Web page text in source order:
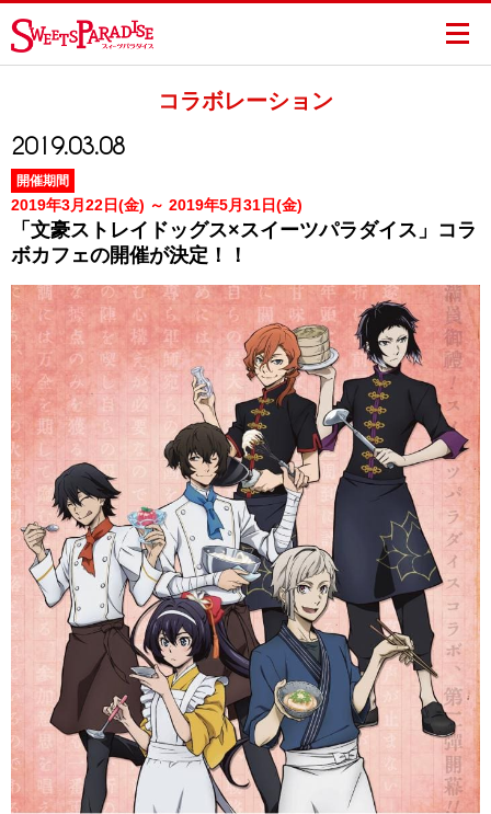
コラボレーション
2019.03.08
開催期間
2019年3月22日(金) ～ 2019年5月31日(金)
「文豪ストレイドッグス×スイーツパラダイス」コラ
ボカフェの開催が決定！！